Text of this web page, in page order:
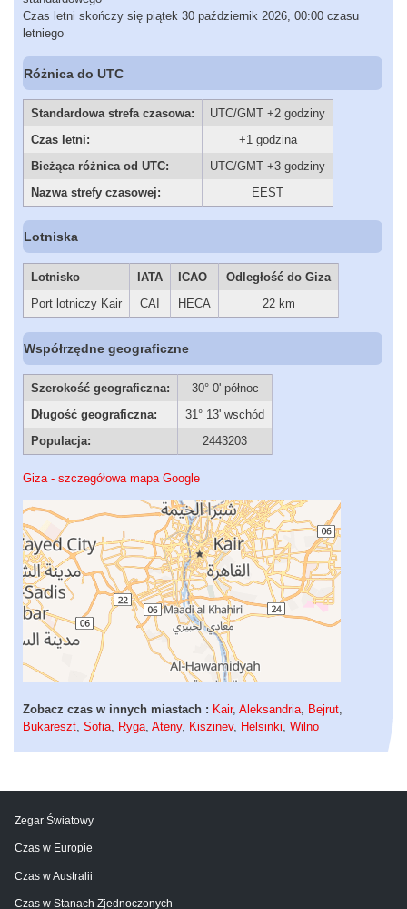
Czas letni skończy się piątek 30 październik 2026, 00:00 czasu
letniego
Różnica do UTC
Standardowa strefa czasowa:
UTC/GMT +2 godziny
Czas letni:
+1 godzina
Bieżąca różnica od UTC:
UTC/GMT +3 godziny
Nazwa strefy czasowej:
EEST
Lotniska
Lotnisko IATA ICAO
Odległość do Giza
Port lotniczy Kair
CAI HECA 22 km
Współrzędne geograficzne
Szerokość geograficzna:
30° 0' północ
Długość geograficzna:
31° 13' wschód
Populacja:
2443203
Giza - szczegółowa mapa Google
Zobacz czas w innych miastach : Kair, Aleksandria, Bejrut,
Bukareszt, Sofia, Ryga, Ateny, Kiszinev, Helsinki, Wilno
Zegar Światowy
Czas w Europie
Czas w Australii
Czas w Stanach Zjednoczonych